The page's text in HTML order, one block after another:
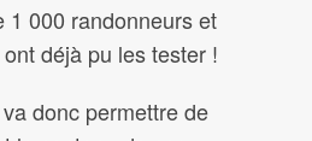
1 000 randonneurs et
déjà pu les tester !
donc permettre de